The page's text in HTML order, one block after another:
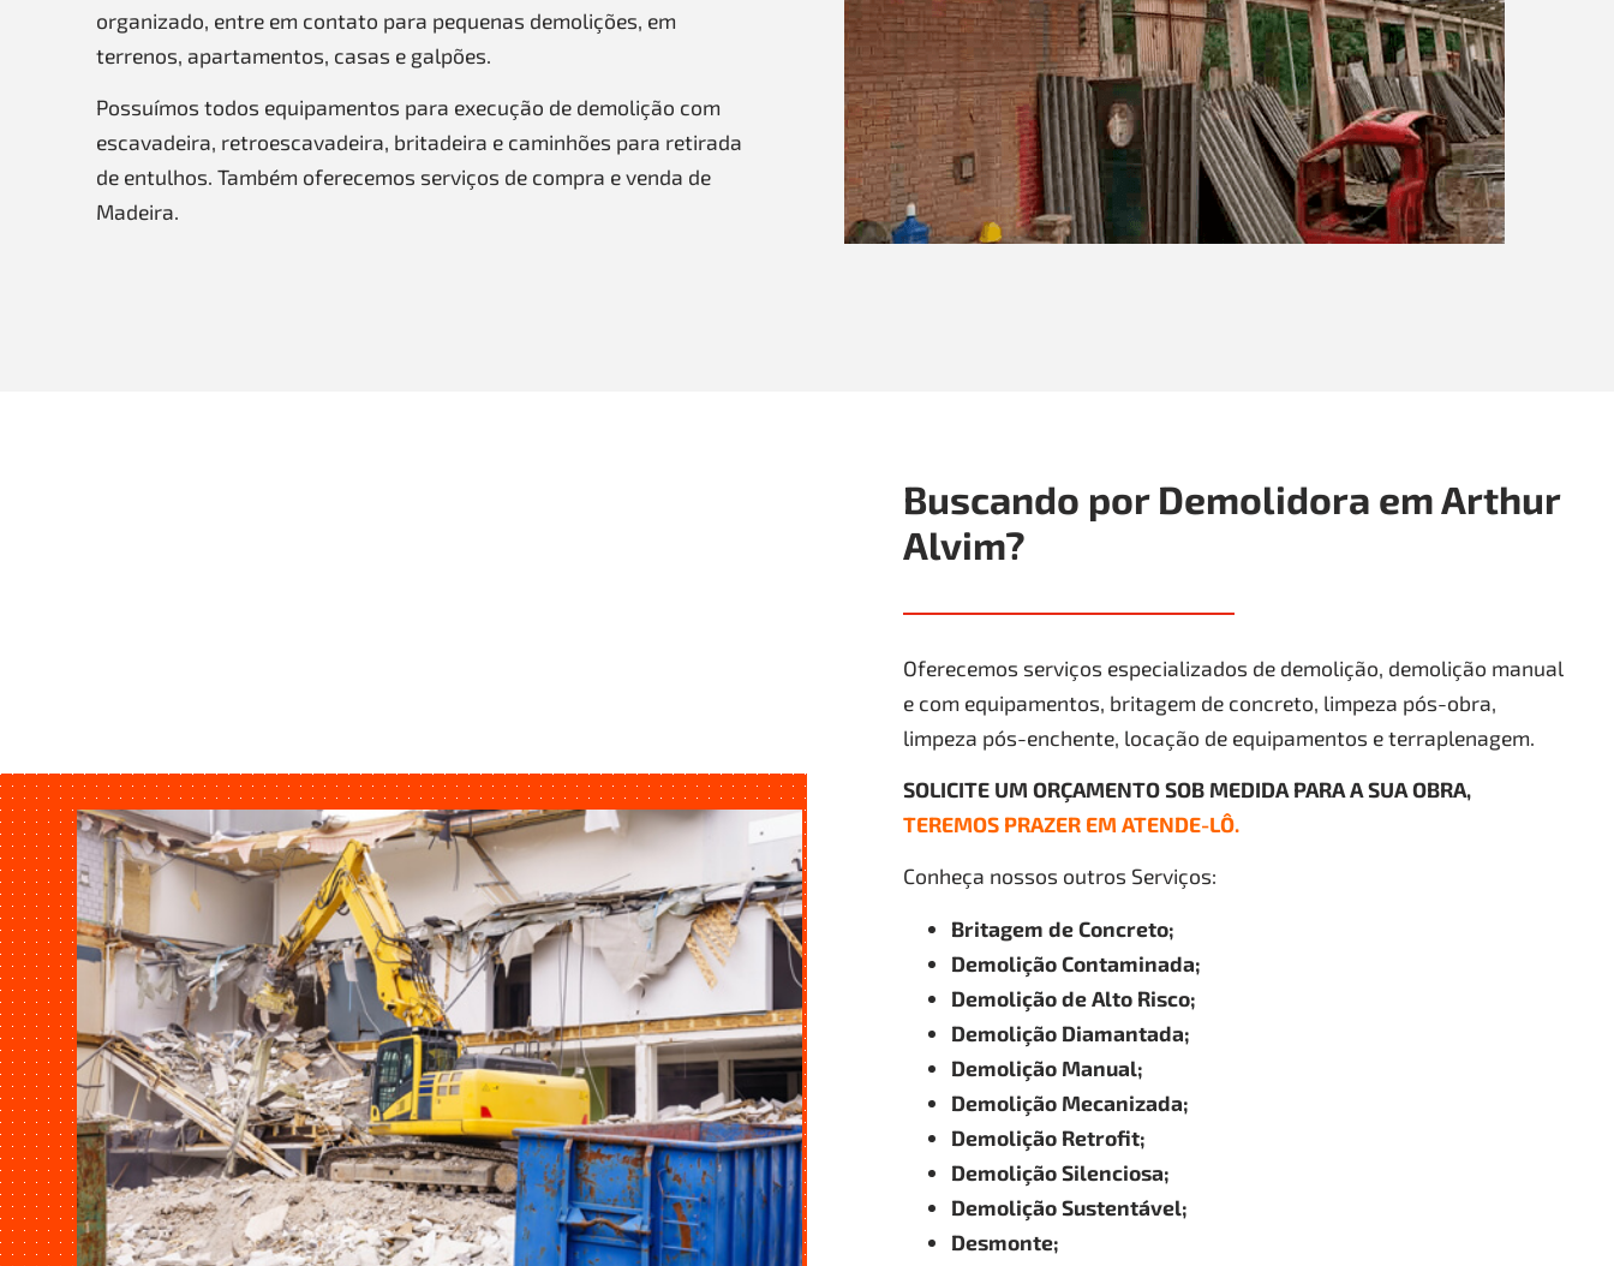
organizado, entre em contato para pequenas demolições, em
terrenos, apartamentos, casas e galpões.
Possuímos todos equipamentos para execução de demolição com
escavadeira, retroescavadeira, britadeira e caminhões para retirada
de entulhos. Também oferecemos serviços de compra e venda de
Madeira.
Buscando por Demolidora em Arthur
Alvim?
Oferecemos serviços especializados de demolição, demolição manual
e com equipamentos, britagem de concreto, limpeza pós-obra,
limpeza pós-enchente, locação de equipamentos e terraplenagem.
SOLICITE UM ORÇAMENTO SOB MEDIDA PARA A SUA OBRA,
TEREMOS PRAZER EM ATENDE-LÔ.
Conheça nossos outros Serviços:
Britagem de Concreto;
Demolição Contaminada;
Demolição de Alto Risco;
Demolição Diamantada;
Demolição Manual;
Demolição Mecanizada;
Demolição Retrofit;
Demolição Silenciosa;
Demolição Sustentável;
Desmonte;